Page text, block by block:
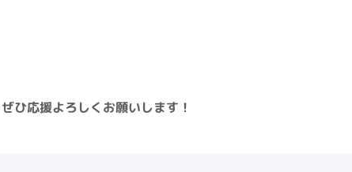
ぜひ応援よろしくお願いします！